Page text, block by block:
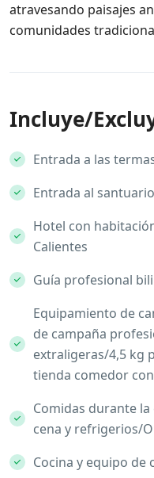
atravesando paisajes
comunidades
Incluye/
Entrada a las
Entrada al
Hotel con
Calientes
Guía profesional
Equipamiento de
de campaña
extraligeras/4,5 kg
tienda comedor
Comidas durante
cena y refrigerios/
Cocina y equipo de